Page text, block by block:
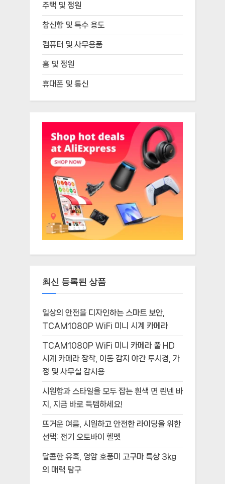
주택 및 정원
참신함 및 특수 용도
컴퓨터 및 사무용품
홈 및 정원
휴대폰 및 통신
최신 등록된 상품
일상의 안전을 디자인하는 스마트 보안,
TCAM1080P WiFi 미니 시계 카메라
TCAM1080P WiFi 미니 카메라 풀 HD
시계 카메라 장착, 이동 감지 야간 투시경, 가
정 및 사무실 감시용
시원함과 스타일을 모두 잡는 흰색 면 린넨 바
지, 지금 바로 득템하세요!
뜨거운 여름, 시원하고 안전한 라이딩을 위한
선택: 전기 오토바이 헬멧
달콤한 유혹, 영암 호풍미 고구마 특상 3kg
의 매력 탐구